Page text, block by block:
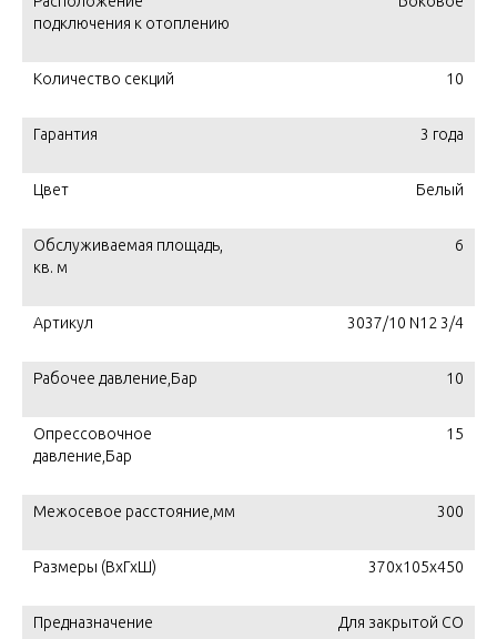
подключения к отоплению
Количество секций 10
Гарантия 3 года
Цвет Белый
Обслуживаемая площадь,
кв. м
6
Артикул 3037/10 N12 3/4
Рабочее давление,Бар 10
Опрессовочное
давление,Бар
15
Межосевое расстояние,мм 300
Размеры (ВхГхШ) 370х105х450
Предназначение Для закрытой СО